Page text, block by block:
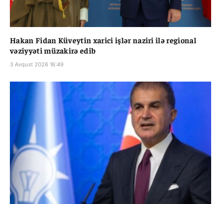
Hakan Fidan Küveytin xarici işlər naziri ilə regional
vəziyyəti müzakirə edib
3 Avqust 2026 16:49